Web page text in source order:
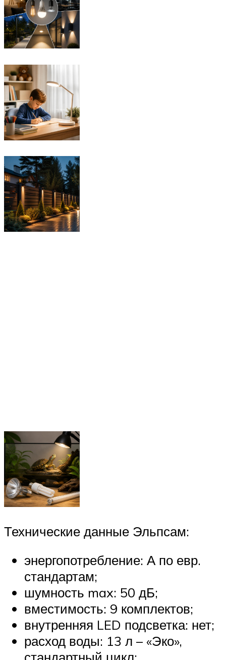
Технические данные Эльпсам:
энергопотребление: А по евр.
стандартам;
шумность max: 50 дБ;
вместимость: 9 комплектов;
внутренняя LED подсветка: нет;
расход воды: 13 л – «Эко»,